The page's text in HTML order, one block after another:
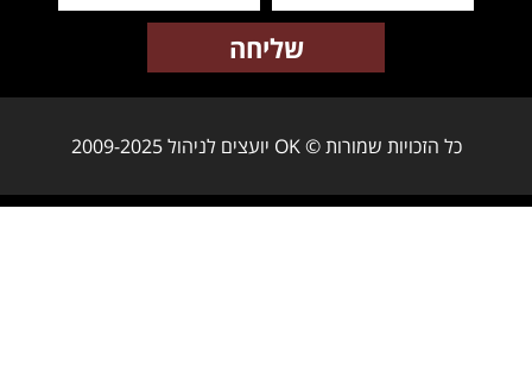
כל הזכויות שמורות © OK יועצים לניהול 2009-2025